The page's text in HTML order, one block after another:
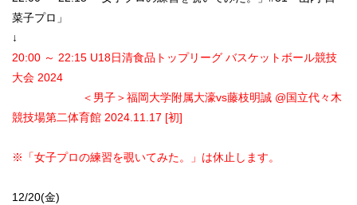
菜子プロ」
↓
20:00 ～ 22:15 U18日清食品トップリーグ バスケットボール競技
大会 2024
＜男子＞福岡大学附属大濠vs藤枝明誠 @国立代々木
競技場第二体育館 2024.11.17 [初]
※「女子プロの練習を覗いてみた。」は休止します。
12/20(金)